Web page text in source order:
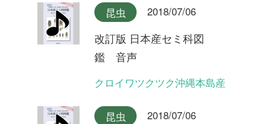
改訂版 日本産セミ科図
鑑 音声
オオシマゼミ沖縄本島産(合
昆虫 2018/07/06
改訂版 日本産セミ科図